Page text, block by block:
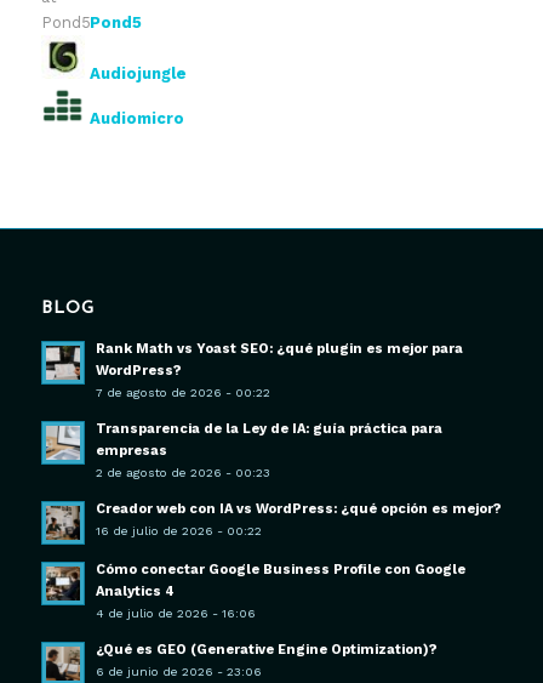
Pond5
Audiojungle
Audiomicro
BLOG
Rank Math vs Yoast SEO: ¿qué plugin es mejor para
WordPress?
7 de agosto de 2026 - 00:22
Transparencia de la Ley de IA: guía práctica para
empresas
2 de agosto de 2026 - 00:23
Creador web con IA vs WordPress: ¿qué opción es mejor?
16 de julio de 2026 - 00:22
Cómo conectar Google Business Profile con Google
Analytics 4
4 de julio de 2026 - 16:06
¿Qué es GEO (Generative Engine Optimization)?
6 de junio de 2026 - 23:06